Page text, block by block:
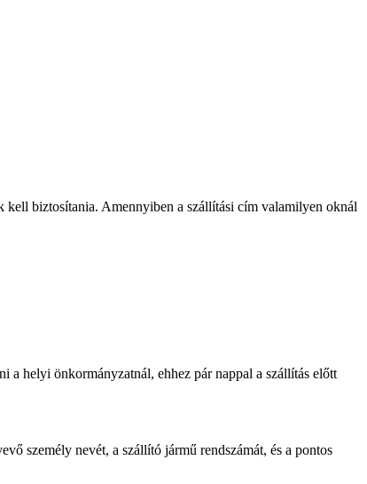
kell biztosítania. Amennyiben a szállítási cím valamilyen oknál
a helyi önkormányzatnál, ehhez pár nappal a szállítás előtt
személy nevét, a szállító jármű rendszámát, és a pontos